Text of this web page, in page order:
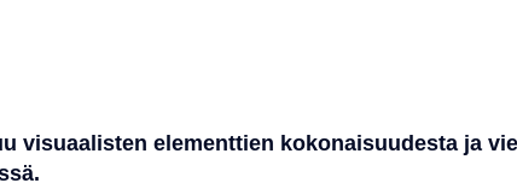
visuaalisten elementtien kokonaisuudesta ja